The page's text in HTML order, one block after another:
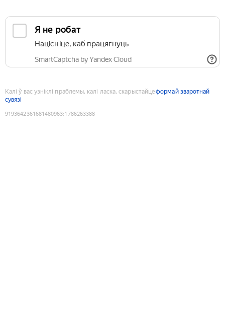
Я не робат
Націсніце, каб працягнуць
SmartCaptcha by Yandex Cloud
Калі ў вас узніклі праблемы, калі ласка, скарыстайцеформай зваротнай
сувязі
9193642361681480963:1786263388